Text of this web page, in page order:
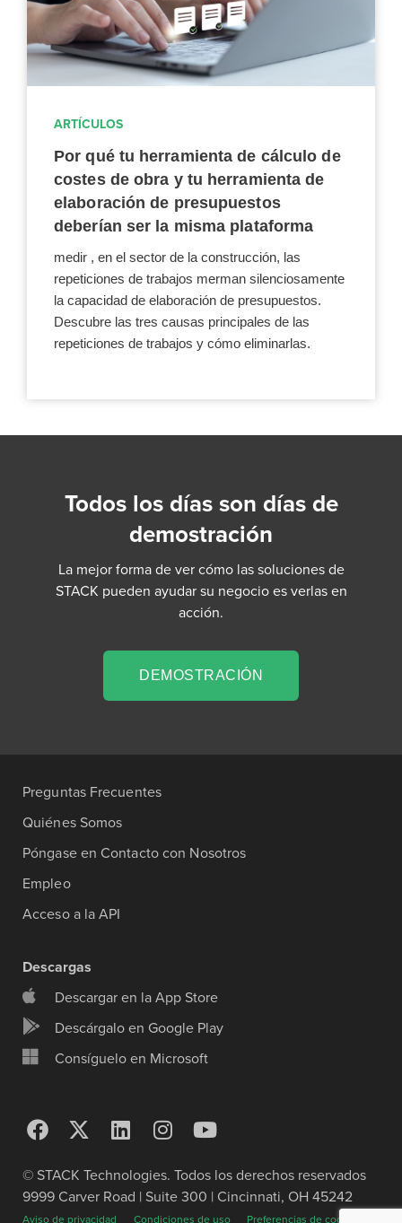
ARTÍCULOS
Por qué tu herramienta de cálculo de
costes de obra y tu herramienta de
elaboración de presupuestos
deberían ser la misma plataforma
medir , en el sector de la construcción, las
repeticiones de trabajos merman silenciosamente
la capacidad de elaboración de presupuestos.
Descubre las tres causas principales de las
repeticiones de trabajos y cómo eliminarlas.
Todos los días son días de
demostración
La mejor forma de ver cómo las soluciones de
STACK pueden ayudar su negocio es verlas en
acción.
DEMOSTRACIÓN
© STACK Technologies. Todos los derechos reservados
9999 Carver Road | Suite 300 | Cincinnati, OH 45242
Aviso de privacidad Condiciones de uso Preferencias de cookies
Preguntas Frecuentes
Quiénes Somos
Póngase en Contacto con Nosotros
Empleo
Acceso a la API
Descargas
Descargar en la App Store
Descárgalo en Google Play
Consíguelo en Microsoft